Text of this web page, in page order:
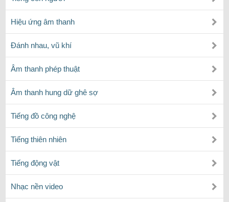
Hiệu ứng âm thanh
Đánh nhau, vũ khí
Âm thanh phép thuật
Âm thanh hung dữ ghê sợ
Tiếng đồ công nghệ
Tiếng thiên nhiên
Tiếng động vật
Nhạc nền video